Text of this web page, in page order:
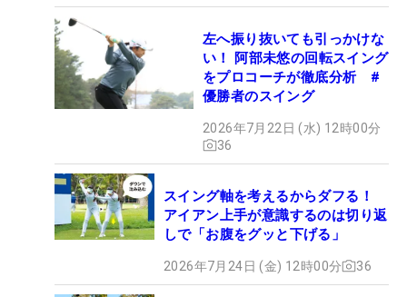
左へ振り抜いても引っかけな
い！ 阿部未悠の回転スイング
をプロコーチが徹底分析 #
優勝者のスイング
2026年7月22日 (水) 12時00分
36
スイング軸を考えるからダフる！
アイアン上手が意識するのは切り返
しで「お腹をグッと下げる」
2026年7月24日 (金) 12時00分 36